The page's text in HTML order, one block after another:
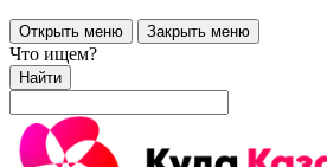
Открыть меню Закрыть меню
Что ищем?
Найти